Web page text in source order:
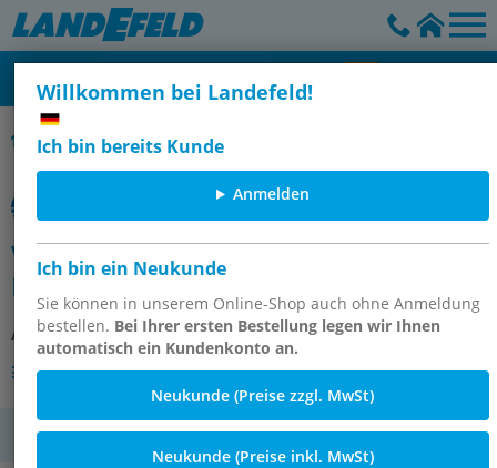
Willkommen bei Landefeld!
Ich bin bereits Kunde
Anmelden
Ich bin ein Neukunde
Sie können in unserem Online-Shop auch ohne Anmeldung
bestellen. Bei Ihrer ersten Bestellung legen wir Ihnen
automatisch ein Kundenkonto an.
Neukunde (Preise zzgl. MwSt)
Neukunde (Preise inkl. MwSt)
SMC
VQ2000-FPG-0202-F
Artikelnummer: OT-SMC154263
Andere Varianten des Artikels
MwSt.